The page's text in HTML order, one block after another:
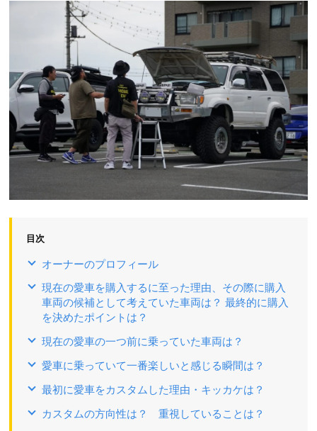
目次
オーナーのプロフィール
現在の愛車を購入するに至った理由、その際に購入
車両の候補として考えていた車両は？ 最終的に購入
を決めたポイントは？
現在の愛車の一つ前に乗っていた車両は？
愛車に乗っていて一番楽しいと感じる瞬間は？
最初に愛車をカスタムした理由・キッカケは？
カスタムの方向性は？ 重視していることは？